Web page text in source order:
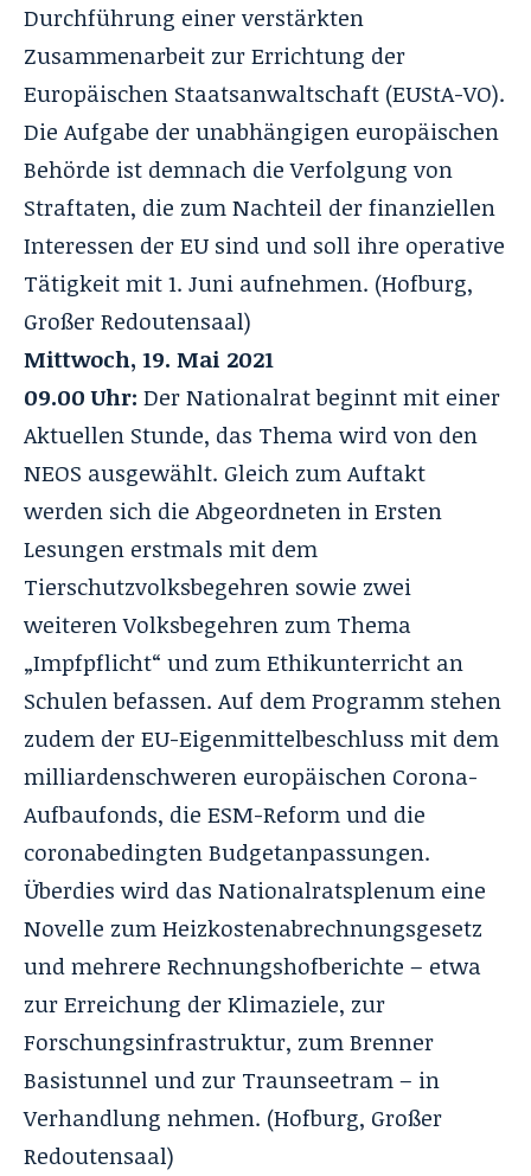
Durchführung einer verstärkten
Zusammenarbeit zur Errichtung der
Europäischen Staatsanwaltschaft (EUStA-VO).
Die Aufgabe der unabhängigen europäischen
Behörde ist demnach die Verfolgung von
Straftaten, die zum Nachteil der finanziellen
Interessen der EU sind und soll ihre operative
Tätigkeit mit 1. Juni aufnehmen. (Hofburg,
Großer Redoutensaal)
Mittwoch, 19. Mai 2021
09.00 Uhr: DerNationalratbeginnt mit einer
Aktuellen Stunde, das Thema wird von den
NEOS ausgewählt. Gleich zum Auftakt
werden sich die Abgeordneten in Ersten
Lesungen erstmals mit dem
Tierschutzvolksbegehren sowie zwei
weiteren Volksbegehren zum Thema
„Impfpflicht“ und zum Ethikunterricht an
Schulen befassen. Auf dem Programm stehen
zudem der EU-Eigenmittelbeschluss mit dem
milliardenschweren europäischen Corona-
Aufbaufonds, die ESM-Reform und die
coronabedingten Budgetanpassungen.
Überdies wird das Nationalratsplenum eine
Novelle zum Heizkostenabrechnungsgesetz
und mehrere Rechnungshofberichte – etwa
zur Erreichung der Klimaziele, zur
Forschungsinfrastruktur, zum Brenner
Basistunnel und zur Traunseetram – in
Verhandlung nehmen. (Hofburg, Großer
Redoutensaal)